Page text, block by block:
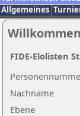
Allgemeines
Nachname
Ebene
FIDE-Elolisten